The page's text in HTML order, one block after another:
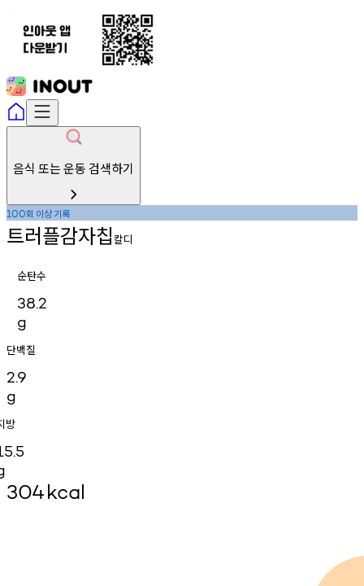
음식 또는 운동 검색하기
100회 이상기록
트러플감자칩칼디
순탄수
38.2
g
단백질
2.9
g
방
304kcal